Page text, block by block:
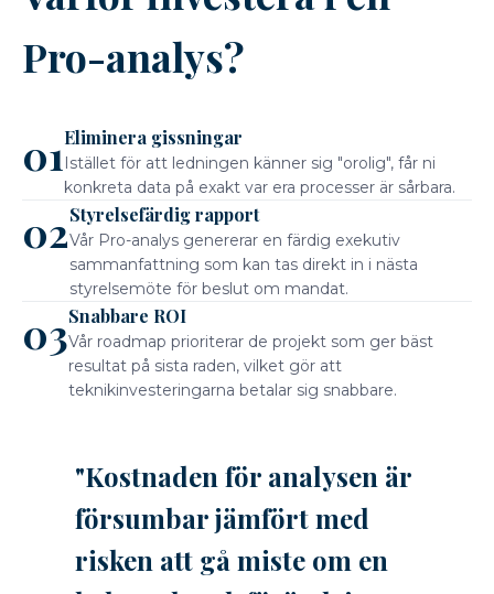
Pro-analys?
01Eliminera gissningar
Istället för att ledningen känner sig "orolig", får ni
konkreta data på exakt var era processer är sårbara.
02Styrelsefärdig rapport
Vår Pro-analys genererar en färdig exekutiv
sammanfattning som kan tas direkt in i nästa
styrelsemöte för beslut om mandat.
03Snabbare ROI
Vår roadmap prioriterar de projekt som ger bäst
resultat på sista raden, vilket gör att
teknikinvesteringarna betalar sig snabbare.
"Kostnaden för analysen är
försumbar jämfört med
risken att gå miste om en